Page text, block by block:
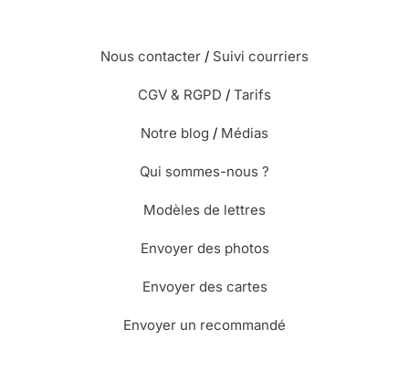
⭐⭐⭐⭐⭐ le 21/05/20 : Super
⭐⭐⭐⭐⭐ le 21/05/20 : La carte de naissance
carte très correcte. Merci
une fille
Nous contacter / Suivi courriers
CGV & RGPD / Tarifs
Notre blog / Médias
Qui sommes-nous ?
Modèles de lettres
Envoyer des photos
Envoyer des cartes
Envoyer un recommandé